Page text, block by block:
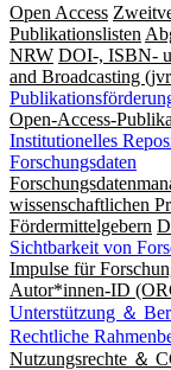
Open Access
Publikationslisten
NRW DOI-, ISBN-
and Broadcasting
Open-Access-
Institutionelles
Forschungsdaten
wissenschaftlichen
Fördermittelgebern
Sichtbarkeit von
Impulse für
Autor*innen-ID
Unterstützung ＆
Rechtliche
Nutzungsrechte ＆